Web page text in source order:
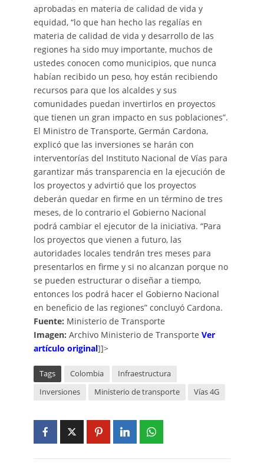
aprobadas en materia de calidad de vida y
equidad, “lo que han hecho las regalías en
materia de calidad de vida y desarrollo de las
regiones ha sido muy importante, muchos de
ustedes conocen como municipios, que nunca
habían recibido un peso, hoy están recibiendo
recursos para que los alcaldes y sus
comunidades puedan invertirlos en proyectos
que tienen un gran impacto en sus poblaciones”.
El Ministro de Transporte, Germán Cardona,
explicó que las inversiones se harán con
interventorías del Instituto Nacional de Vías para
garantizar más transparencia en la ejecución de
los proyectos y advirtió que los proyectos
deberán quedar en firme en un término de tres
meses, de lo contrario el Gobierno Nacional
podrá cambiar el ejecutor de la iniciativa. “Para
los proyectos que vienen a futuro, las
autoridades locales tendrán tres meses para
presentarlos en firme y si no alcanzan porque no
se pueden estructurar o diseñar a tiempo,
entonces los podrá hacer el Gobierno Nacional
en beneficio de las regiones” concluyó Cardona.
Fuente: Ministerio de Transporte
Imagen: Archivo Ministerio de Transporte Ver
artículo original]]>
Tags Colombia
Infraestructura
Inversiones
Ministerio de transporte Vías 4G